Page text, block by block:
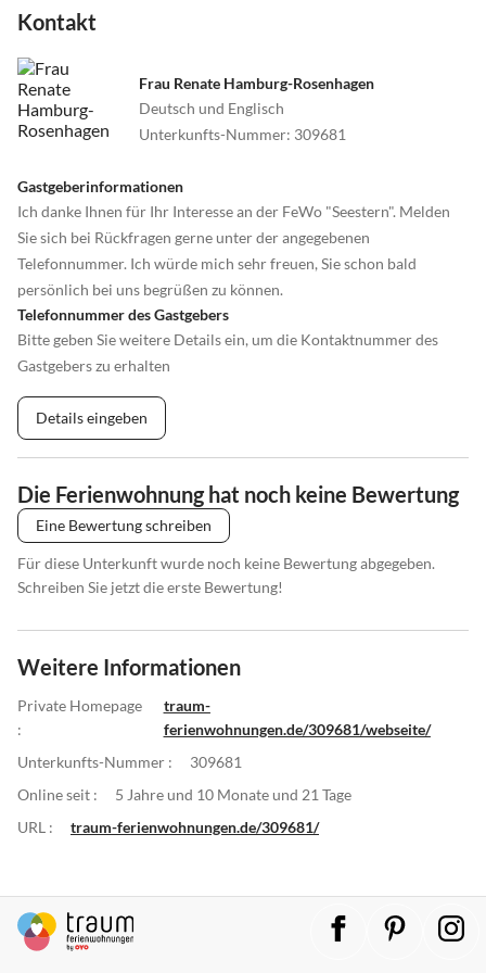
Kontakt
Frau Renate Hamburg-Rosenhagen
Deutsch und Englisch
Unterkunfts-Nummer: 309681
Gastgeberinformationen
Ich danke Ihnen für Ihr Interesse an der FeWo "Seestern". Melden
Sie sich bei Rückfragen gerne unter der angegebenen
Telefonnummer. Ich würde mich sehr freuen, Sie schon bald
persönlich bei uns begrüßen zu können.
Telefonnummer des Gastgebers
Bitte geben Sie weitere Details ein, um die Kontaktnummer des
Gastgebers zu erhalten
Details eingeben
Die Ferienwohnung hat noch keine Bewertung
Eine Bewertung schreiben
Für diese Unterkunft wurde noch keine Bewertung abgegeben.
Schreiben Sie jetzt die erste Bewertung!
Weitere Informationen
Private Homepage
:
traum-
ferienwohnungen.de/309681/webseite/
Unterkunfts-Nummer :
309681
Online seit :
5 Jahre und 10 Monate und 21 Tage
URL :
traum-ferienwohnungen.de/309681/